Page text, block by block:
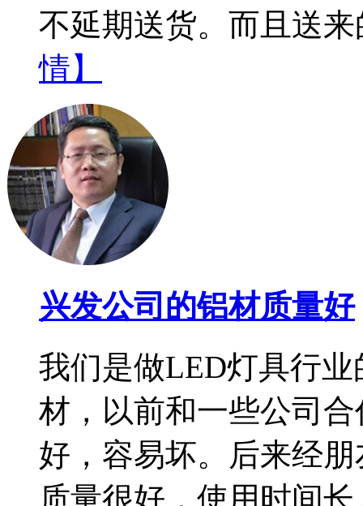
不延期送货。而且送
情】
兴发公司的铝材质量好
我们是做LED灯具行
材，以前和一些公司
好，容易坏。后来经
质量很好，使用时间